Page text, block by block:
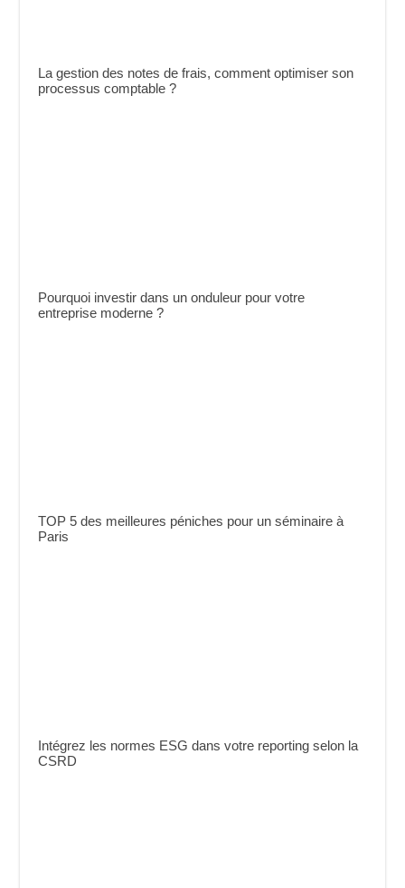
La gestion des notes de frais, comment optimiser son
processus comptable ?
Pourquoi investir dans un onduleur pour votre
entreprise moderne ?
TOP 5 des meilleures péniches pour un séminaire à
Paris
Intégrez les normes ESG dans votre reporting selon la
CSRD